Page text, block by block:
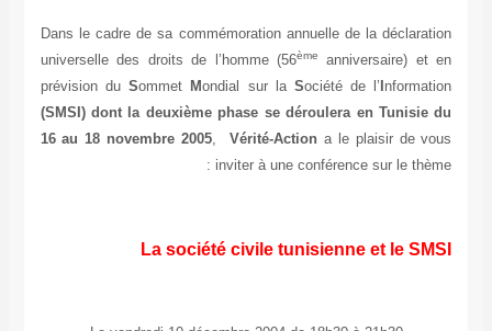
Dans le cadre de sa commémoration annuelle de la déclaration
universelle des droits de l’homme (56ème
anniversaire) et en
prévision duSommet Mondial sur la Société de l’ nformation
(SMSI) dont la deuxième phase se déroulera en Tunisie du
16 au 18 novembre 2005, Vérité-Action a le plaisir de vous
inviter à une conférence sur le thème :
La société civile tunisienne et le SMSI